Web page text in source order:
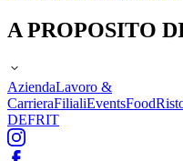
A PROPOSITO
AziendaLavoro &
CarrieraFilialiEventsFood
DEFRIT